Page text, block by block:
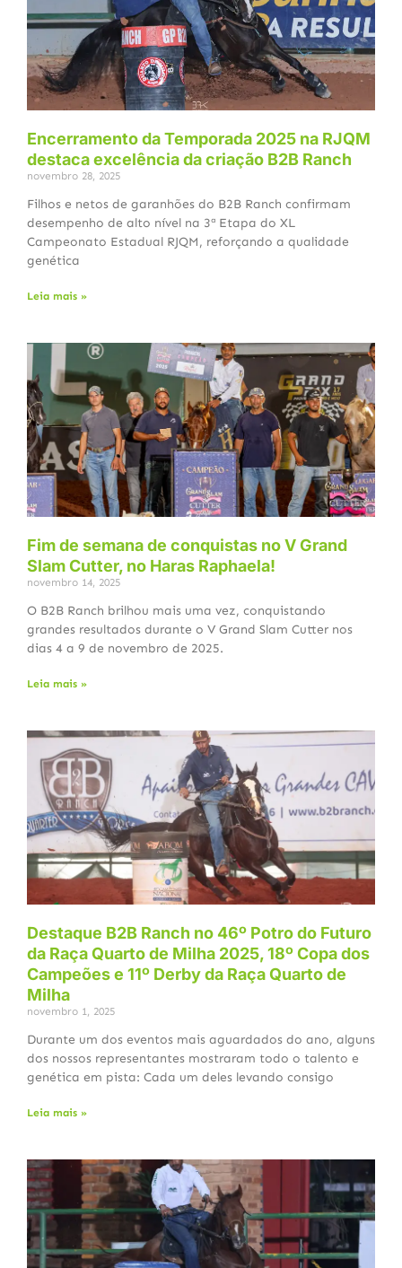
Encerramento da Temporada 2025 na RJQM
destaca excelência da criação B2B Ranch
novembro 28, 2025
Filhos e netos de garanhões do B2B Ranch confirmam
desempenho de alto nível na 3ª Etapa do XL
Campeonato Estadual RJQM, reforçando a qualidade
genética
Leia mais »
Fim de semana de conquistas no V Grand
Slam Cutter, no Haras Raphaela!
novembro 14, 2025
O B2B Ranch brilhou mais uma vez, conquistando
grandes resultados durante o V Grand Slam Cutter nos
dias 4 a 9 de novembro de 2025.
Leia mais »
Destaque B2B Ranch no 46º Potro do Futuro
da Raça Quarto de Milha 2025, 18º Copa dos
Campeões e 11º Derby da Raça Quarto de
Milha
novembro 1, 2025
Durante um dos eventos mais aguardados do ano, alguns
dos nossos representantes mostraram todo o talento e
genética em pista: Cada um deles levando consigo
Leia mais »